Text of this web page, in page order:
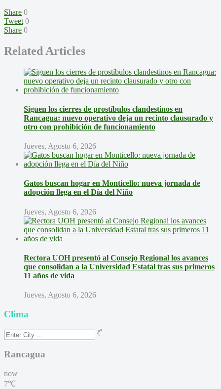
Share 0
Tweet 0
Share 0
Related Articles
Siguen los cierres de prostíbulos clandestinos en
Rancagua: nuevo operativo deja un recinto clausurado y
otro con prohibición de funcionamiento
Jueves, Agosto 6, 2026
Gatos buscan hogar en Monticello: nueva jornada de
adopción llega en el Día del Niño
Jueves, Agosto 6, 2026
Rectora UOH presentó al Consejo Regional los avances
que consolidan a la Universidad Estatal tras sus primeros
11 años de vida
Jueves, Agosto 6, 2026
Clima
Rancagua
now
7℃